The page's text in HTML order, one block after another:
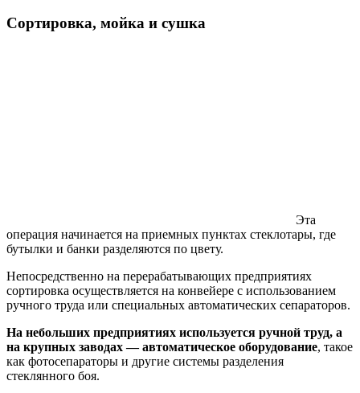
Сортировка, мойка и сушка
Эта
операция начинается на приемных пунктах стеклотары, где
бутылки и банки разделяются по цвету.
Непосредственно на перерабатывающих предприятиях
сортировка осуществляется на конвейере с использованием
ручного труда или специальных автоматических сепараторов.
На небольших предприятиях используется ручной труд, а
на крупных заводах — автоматическое оборудование, такое
как фотосепараторы и другие системы разделения
стеклянного боя.